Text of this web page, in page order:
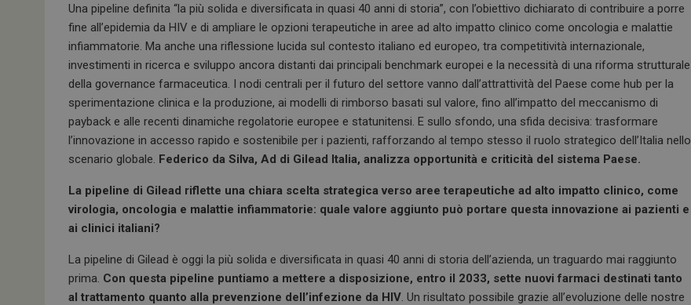
ce
b
o
o
k
ke
dI
n
at
s
A
p
p
Una pipeline definita “la più solida e diversificata in quasi 40 anni di storia”, con l’obiettivo dichiarato di contribuire a porre
fine all’epidemia da HIV e di ampliare le opzioni terapeutiche in aree ad alto impatto clinico come oncologia e malattie
infiammatorie. Ma anche una riflessione lucida sul contesto italiano ed europeo, tra competitività internazionale,
investimenti in ricerca e sviluppo ancora distanti dai principali benchmark europei e la necessità di una riforma strutturale
della governance farmaceutica. I nodi centrali per il futuro del settore vanno dall’attrattività del Paese come hub per la
sperimentazione clinica e la produzione, ai modelli di rimborso basati sul valore, fino all’impatto del meccanismo di
payback e alle recenti dinamiche regolatorie europee e statunitensi. E sullo sfondo, una sfida decisiva: trasformare
l’innovazione in accesso rapido e sostenibile per i pazienti, rafforzando al tempo stesso il ruolo strategico dell’Italia nello
scenario globale. Federico da Silva, Ad di Gilead Italia, analizza opportunità e criticità del sistema Paese.
La pipeline di Gilead riflette una chiara scelta strategica verso aree terapeutiche ad alto impatto clinico, come
virologia, oncologia e malattie infiammatorie: quale valore aggiunto può portare questa innovazione ai pazienti e
ai clinici italiani?
La pipeline di Gilead è oggi la più solida e diversificata in quasi 40 anni di storia dell’azienda, un traguardo mai raggiunto
prima. Con questa pipeline puntiamo a mettere a disposizione, entro il 2033, sette nuovi farmaci destinati tanto
al trattamento quanto alla prevenzione dell’infezione da HIV. Un risultato possibile grazie all’evoluzione delle nostre